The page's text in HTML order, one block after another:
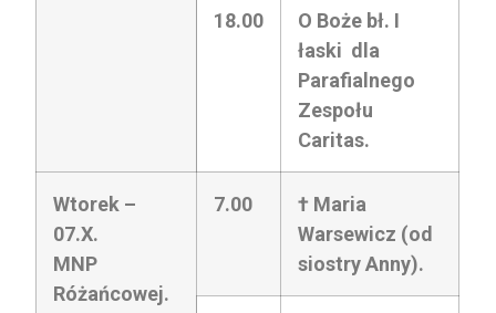
18.00
O Boże bł. I
łaski dla
Parafialnego
Zespołu
Caritas.
Wtorek –
07.X.
MNP
Różańcowej.
7.00
† Maria
Warsewicz (od
siostry Anny).